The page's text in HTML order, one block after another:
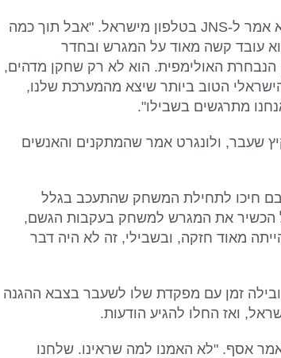
"כשילד ישראלי רוצה לשחק, אתה קצת סקפטי", הוא אמר ל-JNS בטלפון מישראל. "אבל תוך כמה
עובד קשה מאוד על המגרש ובחדר
הנבחרת האולימפית. הוא לא רק שחקן מדהים,
הטוב ביותר שיצא מהמערכת שלנו,
מתרגשים בשבילו".
שעבר, ולונגרט אמר שהמתקנים והאנשים
מדהים עם יותר מ-6,000 איש, ורובם חיכו לתחילת המשחק שהתעכב בגלל
הכשיר את המגרש למשחק בעקבות הגשם,
מאוד חזקה, ובשבילי, זה לא היה דבר
ובילה זמן עם מפקדת שלו לשעבר בצבא ההגנה
ואז החלו להגיע הודעות.
בחדשות", אמר אסף. "לא האמנו למה שראינו. שלחנו